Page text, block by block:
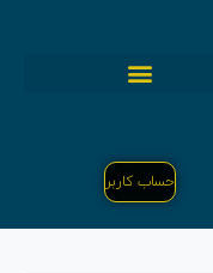
حساب کاربر